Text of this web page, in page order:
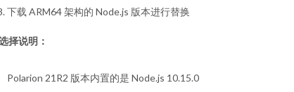
下载 ARM64 架构的 Node.js 版本进行替换
择说明：
Polarion 21R2 版本内置的是 Node.js 10.15.0